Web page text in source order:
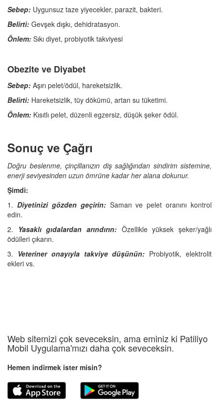
Sebep: Uygunsuz taze yiyecekler, parazit, bakteri.
Belirti: Gevşek dışkı, dehidratasyon.
Önlem: Sıkı diyet, probiyotik takviyesi
Obezite ve Diyabet
Sebep: Aşırı pelet/ödül, hareketsizlik.
Belirti: Hareketsizlik, tüy dökümü, artan su tüketimi.
Önlem: Kısıtlı pelet, düzenli egzersiz, düşük şeker ödül.
Sonuç ve Çağrı
Doğru beslenme, çinçillanızın diş sağlığından sindirim sistemine,
enerji seviyesinden uzun ömrüne kadar her alana dokunur.
Şimdi:
1. Diyetinizi gözden geçirin: Saman ve pelet oranını kontrol
edin.
2. Yasaklı gıdalardan arındırın: Özellikle yüksek şeker/yağlı
ödülleri çıkarın.
3. Veteriner onayıyla takviye düşünün: Probiyotik, elektrolit
ekleri vs.
Web sitemizi çok seveceksin, ama eminiz ki Patiliyo
Mobil Uygulama'mızı daha çok seveceksin.
Hemen indirmek ister misin?